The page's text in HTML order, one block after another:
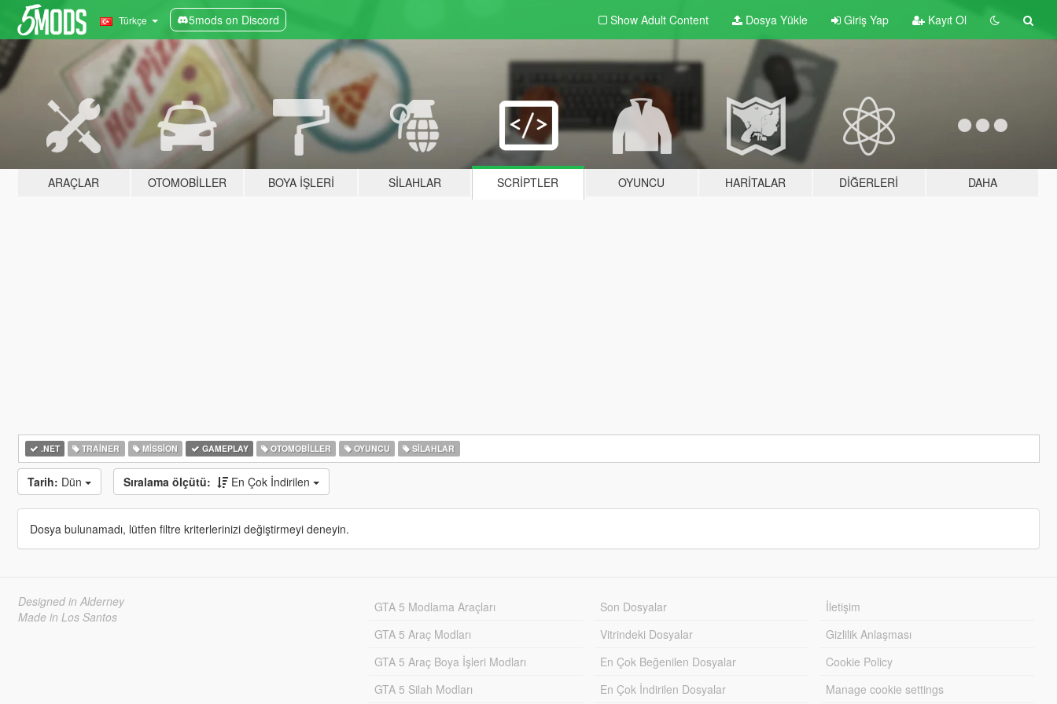
Türkçe 5mods on Discord Show Adult Content Dosya Yükle Giriş Yap Kayıt Ol
ARAÇLAR OTOMOBILLER BOYA İŞLERI SILAHLAR SCRIPTLER OYUNCU HARITALAR DIĞERLERI DAHA
.NET TRAINER MISSION GAMEPLAY OTOMOBILLER OYUNCU SILAHLAR
Tarih: Dün Sıralama ölçütü: En Çok İndirilen
Dosya bulunamadı, lütfen filtre kriterlerinizi değiştirmeyi deneyin.
Designed in Alderney
Made in Los Santos
GTA 5 Modlama Araçları
GTA 5 Araç Modları
GTA 5 Araç Boya İşleri Modları
GTA 5 Silah Modları
Son Dosyalar
Vitrindeki Dosyalar
En Çok Beğenilen Dosyalar
En Çok İndirilen Dosyalar
İletişim
Gizlilik Anlaşması
Cookie Policy
Manage cookie settings